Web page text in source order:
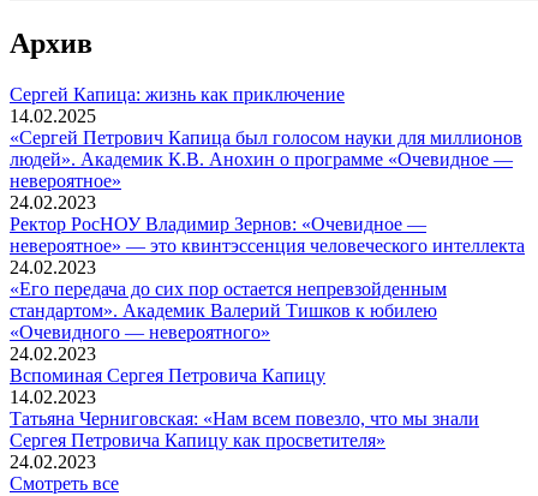
Архив
Сергей Капица: жизнь как приключение
14.02.2025
«Сергей Петрович Капица был голосом науки для миллионов
людей». Академик К.В. Анохин о программе «Очевидное —
невероятное»
24.02.2023
Ректор РосНОУ Владимир Зернов: «Очевидное —
невероятное» — это квинтэссенция человеческого интеллекта
24.02.2023
«Его передача до сих пор остается непревзойденным
стандартом». Академик Валерий Тишков к юбилею
«Очевидного — невероятного»
24.02.2023
Вспоминaя Сергея Петровича Капицу
14.02.2023
Татьяна Черниговская: «Нам всем повезло, что мы знали
Сергея Петровича Капицу как просветителя»
24.02.2023
Смотреть все